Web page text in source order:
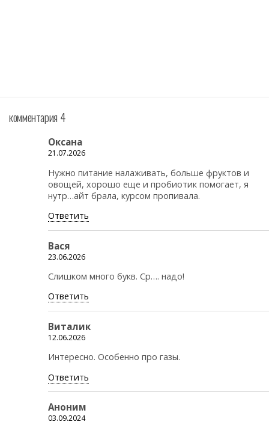
комментария 4
Оксана
21.07.2026
Нужно питание налаживать, больше фруктов и
овощей, хорошо еще и пробиотик помогает, я
нутр…айт брала, курсом пропивала.
Ответить
Вася
23.06.2026
Слишком много букв. Ср…. надо!
Ответить
Виталик
12.06.2026
Интересно. Особенно про газы.
Ответить
Аноним
03.09.2024